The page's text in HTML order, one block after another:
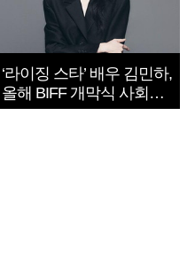
‘라이징 스타’ 배우 김민하,
올해 BIFF 개막식 사회자
확정